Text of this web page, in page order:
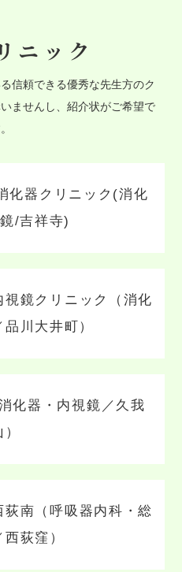
ニック
信頼できる優秀な先生方のク
ませんし、紹介状がご希望で
化器クリニック(消化
/吉祥寺)
鏡クリニック（消化
川大井町）
化器・内視鏡／久我
南（呼吸器内科・総
荻窪）